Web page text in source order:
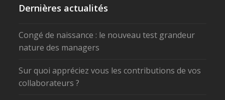
Dernières actualités
Congé de naissance : le nouveau test grandeur
nature des managers
Sur quoi appréciez vous les contributions de vos
collaborateurs ?